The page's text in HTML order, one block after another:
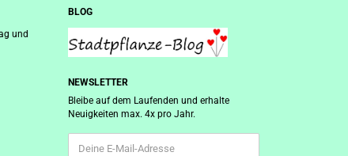
und
BLOG
NEWSLETTER
Bleibe auf dem Laufenden und erhalte
Neuigkeiten max. 4x pro Jahr.